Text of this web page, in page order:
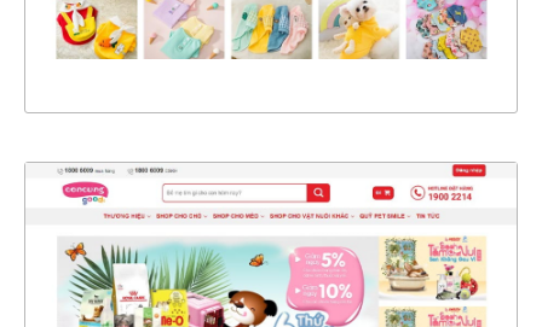
XEM THỰC TẾ